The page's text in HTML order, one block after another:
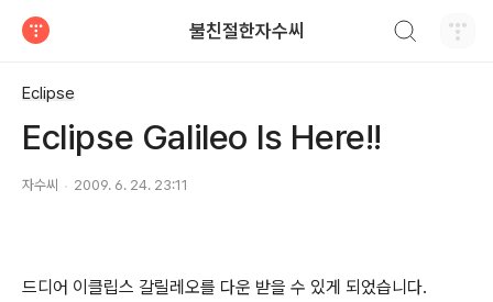
불친절한자수씨
Eclipse
Eclipse Galileo Is Here!!
자수씨 2009. 6. 24. 23:11
드디어 이클립스 갈릴레오를 다운 받을 수 있게 되었습니다.